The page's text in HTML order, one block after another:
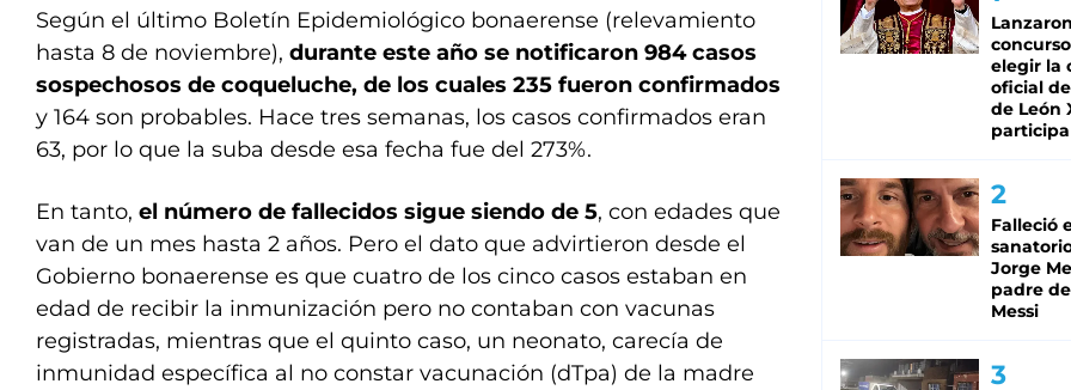
Según el último Boletín Epidemiológico bonaerense (relevamiento
hasta 8 de noviembre), durante este año se notificaron 984 casos
sospechosos de coqueluche, de los cuales 235 fueron confirmados
y 164 son probables. Hace tres semanas, los casos confirmados eran
63, por lo que la suba desde esa fecha fue del 273%.
En tanto, el número de fallecidos sigue siendo de 5, con edades que
van de un mes hasta 2 años. Pero el dato que advirtieron desde el
Gobierno bonaerense es que cuatro de los cinco casos estaban en
edad de recibir la inmunización pero no contaban con vacunas
registradas, mientras que el quinto caso, un neonato, carecía de
inmunidad específica al no constar vacunación (dTpa) de la madre
elegir la
oficial
de León
Falleció
Jorge
padre
Messi